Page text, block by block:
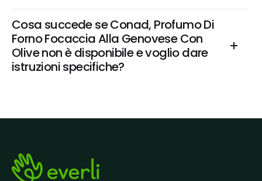
Cosa succede se Conad, Profumo Di
Forno Focaccia Alla Genovese Con
Olive non è disponibile e voglio dare
istruzioni specifiche?